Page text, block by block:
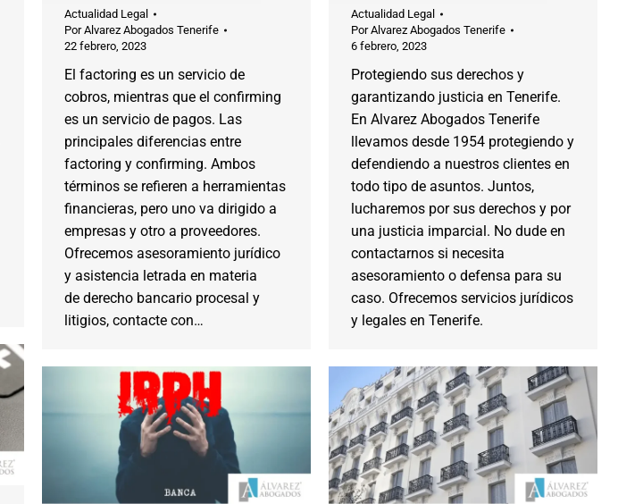
Actualidad Legal
PorAlvarez Abogados Tenerife
22 febrero, 2023
El factoring es un servicio de
cobros, mientras que el confirming
es un servicio de pagos. Las
principales diferencias entre
factoring y confirming. Ambos
términos se refieren a herramientas
financieras, pero uno va dirigido a
empresas y otro a proveedores.
Ofrecemos asesoramiento jurídico
y asistencia letrada en materia
de derecho bancario procesal y
litigios, contacte con…
Actualidad Legal
PorAlvarez Abogados Tenerife
6 febrero, 2023
Protegiendo sus derechos y
garantizando justicia en Tenerife.
En Alvarez Abogados Tenerife
llevamos desde 1954 protegiendo y
defendiendo a nuestros clientes en
todo tipo de asuntos. Juntos,
lucharemos por sus derechos y por
una justicia imparcial. No dude en
contactarnos si necesita
asesoramiento o defensa para su
caso. Ofrecemos servicios jurídicos
y legales en Tenerife.